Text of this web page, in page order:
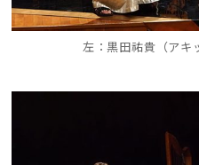
左：黒田祐貴（ア